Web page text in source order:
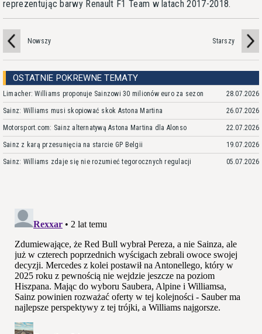
reprezentując barwy Renault F1 Team w latach 2017-2018.
Nowszy Starszy
OSTATNIE POKREWNE TEMATY
Limacher: Williams proponuje Sainzowi 30 milionów euro za sezon 28.07.2026
Sainz: Williams musi skopiować skok Astona Martina 26.07.2026
Motorsport.com: Sainz alternatywą Astona Martina dla Alonso 22.07.2026
Sainz z karą przesunięcia na starcie GP Belgii 19.07.2026
Sainz: Williams zdaje się nie rozumieć tegorocznych regulacji 05.07.2026